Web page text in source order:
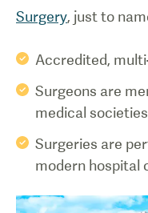
Surgery, just to
Accredited,
Surgeons are
medical
Surgeries are
modern hospital